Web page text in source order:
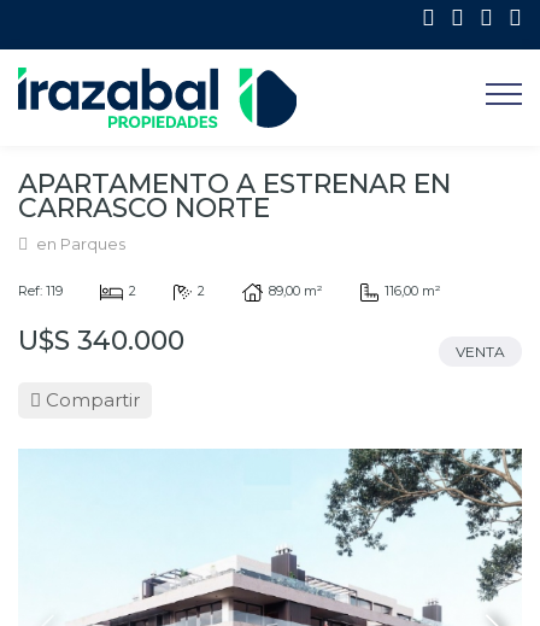
APARTAMENTO A ESTRENAR EN
CARRASCO NORTE
en Parques
Ref: 119 2 2 89,00 m² 116,00 m²
U$S 340.000 VENTA
Compartir